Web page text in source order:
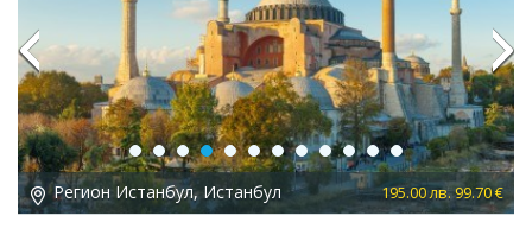
Регион Истанбул, Истанбул 195.00 лв. 99.70 €
Previous Next